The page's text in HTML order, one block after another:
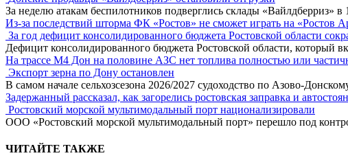
За неделю атакам беспилотников подверглись склады «Вайлдберриз»
Из-за последствий шторма ФК «Ростов» не сможет играть на «Ростов
За год дефицит консолидированного бюджета Ростовской области
Дефицит консолидированного бюджета Ростовской области, который
На трассе М4 Дон на половине АЗС нет топлива полностью или
Экспорт зерна по Дону остановлен
В самом начале сельхозсезона 2026/2027 судоходство по Азово-
Задержанный рассказал, как загорелись ростовская заправка и
Ростовский морской мультимодальный порт национализировали
ООО «Ростовский морской мультимодальный порт» перешло под
ЧИТАЙТЕ ТАКЖЕ